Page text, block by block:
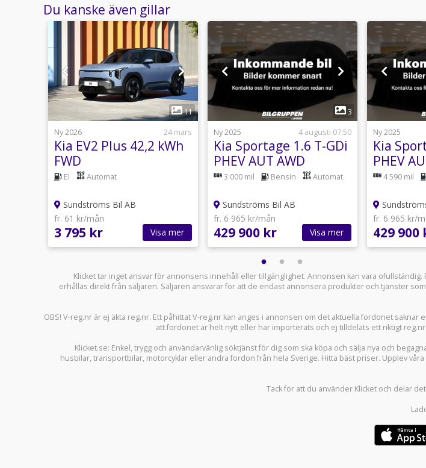
Du kanske även gillar
1
11
Ny 2026
24 mars
Kia EV2 Plus 42,2 kWh
FWD
El Automat
Sundströms Bil AB
fr. 61 kr/mån
3 795 kr Visa mer
3
Ny 2025
4 augusti 07:50
Kia Sportage 1.6 T-GDi
PHEV AUT AWD
Advance V-hjul
3 000 mil Bensin Automat
Sundströms Bil AB
fr. 6 965 kr/mån
429 900 kr Visa mer
Ny 2025
Kia
PHEV
Advance
4 590 mil
fr. 6 965 kr/
429 900
Klicket tar inget ansvar för annonsens innehåll eller tillgänglighet. Annonsen kan vara ofullständig.
erhållas direkt från säljaren. Säljaren ansvarar för att de endast annonsera produkter och tjänster
OBS! V-reg.nr är ej äkta reg.nr. Ett påhittat V-reg.nr kan anges i annonsen om det aktuella fordonet saknar
att fordonet är helt nytt eller har importerats och ej tilldelats ett riktigt
Klicket.se: Enkel, trygg och användarvänlig söktjänst för dig som ska köpa och sälja nya och
husbilar,transportbilar, motorcyklar eller andra fordon från hela Sverige. Hitta bäst priser. Upplev
Tack för att du använder Klicket och delar